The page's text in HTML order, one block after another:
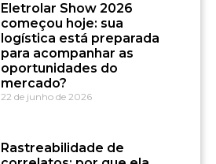
Eletrolar Show 2026
começou hoje: sua
logística está preparada
para acompanhar as
oportunidades do
mercado?
22 de junho de 2026
Rastreabilidade de